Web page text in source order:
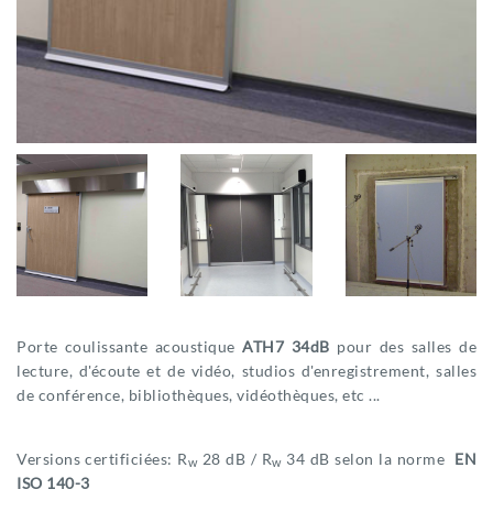
Porte coulissante acoustiqueATH7 34dB pour des salles de
lecture, d'écoute et de vidéo, studios d'enregistrement, salles
de conférence, bibliothèques, vidéothèques, etc ...
Versions certificiées: Rw28 dB / Rw34 dB selon la norme EN
ISO 140-3